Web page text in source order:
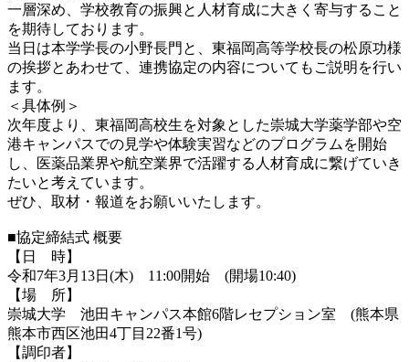
一層深め、学校教育の振興と人材育成に大きく寄与すること
を期待しております。
当日は本学学長の小野長門と、東福岡高等学校長の松原功様
の挨拶とあわせて、連携協定の内容についてもご説明を行い
ます。
＜具体例＞
次年度より、東福岡高校生を対象とした崇城大学薬学部や空
港キャンパスでの見学や体験実習などのプログラムを開始
し、医薬品業界や航空業界で活躍する人材育成に繋げていき
たいと考えています。
ぜひ、取材・報道をお願いいたします。
■協定締結式 概要
【日 時】
令和7年3月13日(木) 11:00開始 (開場10:40)
【場 所】
崇城大学 池田キャンパス本館6階レセプション室 (熊本県
熊本市西区池田4丁目22番1号)
【調印者】